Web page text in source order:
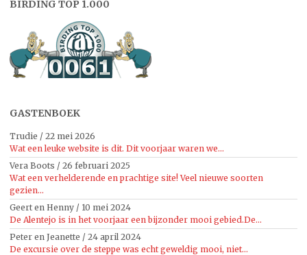
BIRDING TOP 1.000
GASTENBOEK
Trudie / 22 mei 2026
Wat een leuke website is dit. Dit voorjaar waren we...
Vera Boots / 26 februari 2025
Wat een verhelderende en prachtige site! Veel nieuwe soorten
gezien...
Geert en Henny / 10 mei 2024
De Alentejo is in het voorjaar een bijzonder mooi gebied.De...
Peter en Jeanette / 24 april 2024
De excursie over de steppe was echt geweldig mooi, niet...